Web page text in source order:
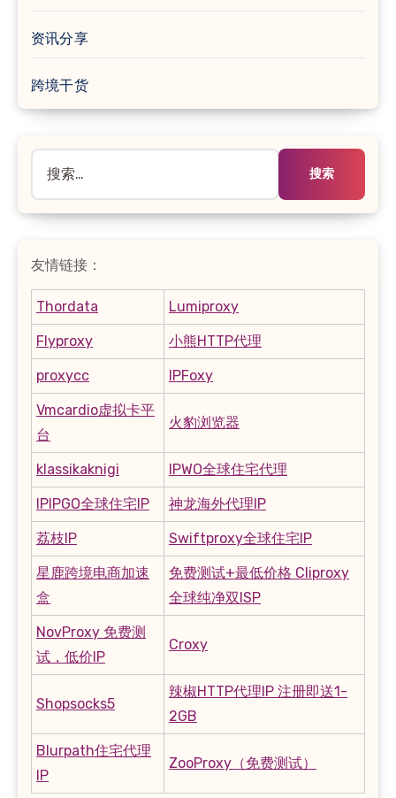
资讯分享
跨境干货
索：
友情链接：
Thordata Lumiproxy
Flyproxy 小熊HTTP代理
proxycc IPFoxy
Vmcardio虚拟卡平
台
火豹浏览器
klassikaknigi IPWO全球住宅代理
IPIPGO全球住宅IP 神龙海外代理IP
荔枝IP Swiftproxy全球住宅IP
星鹿跨境电商加速
盒
免费测试+最低价格 Cliproxy
全球纯净双ISP
NovProxy 免费测
试，低价IP
Croxy
Shopsocks5
辣椒HTTP代理IP 注册即送1-
2GB
Blurpath住宅代理
IP
ZooProxy（免费测试）